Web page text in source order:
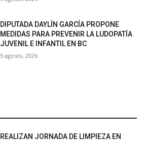
DIPUTADA DAYLÍN GARCÍA PROPONE
MEDIDAS PARA PREVENIR LA LUDOPATÍA
JUVENIL E INFANTIL EN BC
5 agosto, 2026
REALIZAN JORNADA DE LIMPIEZA EN